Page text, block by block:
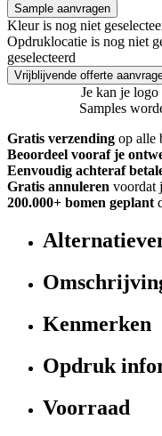
Sample aanvragen
Kleur is nog niet
Opdruklocatie is nog niet
geselecteerd
Vrijblijvende offerte
Je kan je
Samples
Gratis verzending op alle
Beoordeel vooraf je
Eenvoudig achteraf
Gratis annuleren voordat
200.000+ bomen geplant
Kenmerken
Opdruk
Voorraad